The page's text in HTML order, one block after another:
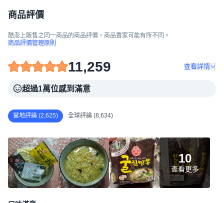
商品評價
酷澎上販售之同一商品的商品評價，商品賣家可能有所不同。
商品評價管理原則
11,259 查看詳情
超過1萬位感到滿意
當地評論 (2,625) 全球評論 (8,634)
10
查看更多